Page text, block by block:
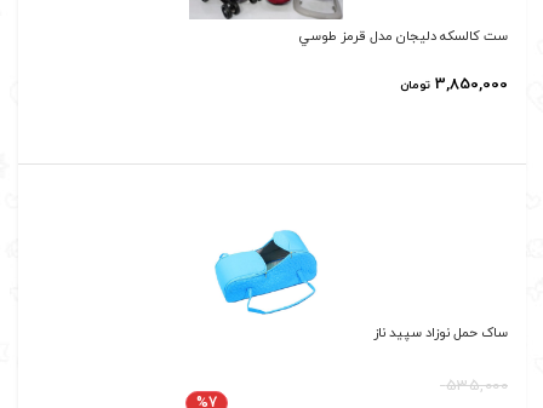
ست کالسکه دليجان مدل قرمز طوسي
3,850,000 تومان
ساک حمل نوزاد سپید ناز
535,000
%7